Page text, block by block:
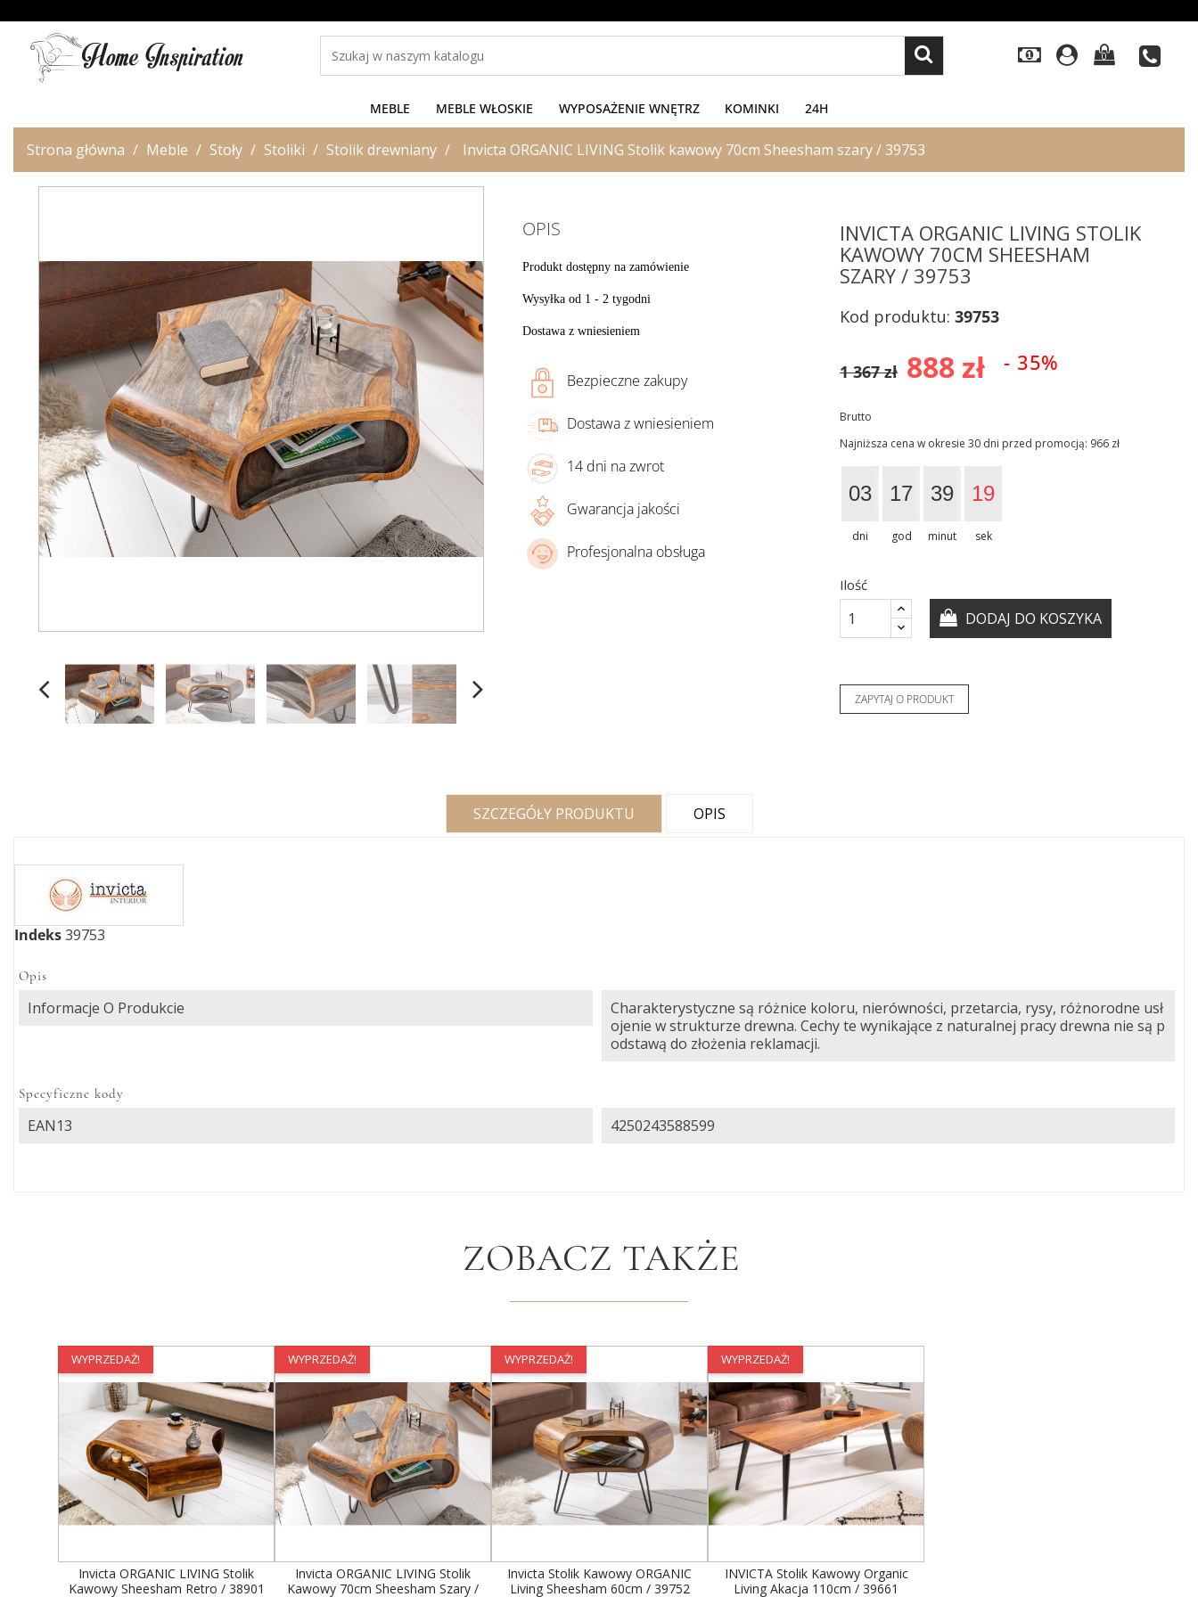
0
MEBLE MEBLE WŁOSKIE WYPOSAŻENIE WNĘTRZ KOMINKI 24H
Strona główna Meble Stoły Stoliki Stolik drewniany Invicta ORGANIC LIVING Stolik kawowy 70cm Sheesham szary / 39753
OPIS
Produkt dostępny na zamówienie
Wysyłka od 1 - 2 tygodni
Dostawa z wniesieniem
Bezpieczne zakupy
Dostawa z wniesieniem
14 dni na zwrot
Gwarancja jakości
Profesjonalna obsługa
INVICTA ORGANIC LIVING STOLIK
KAWOWY 70CM SHEESHAM
SZARY / 39753
Kod produktu:39753
888 zł - 35%
1 367 zł
Brutto
Najniższa cena w okresie 30 dni przed promocją: 966 zł
03
dni
17
god
39
minut
18
sek
Ilość
DODAJ DO KOSZYKA
ZAPYTAJ O PRODUKT
SZCZEGÓŁY PRODUKTU OPIS
Indeks39753
Opis
Informacje O Produkcie
Charakterystyczne są różnice koloru, nierówności, przetarcia, rysy, różnorodne usł
ojenie w strukturze drewna. Cechy te wynikające z naturalnej pracy drewna nie są p
odstawą do złożenia reklamacji.
Specyficzne kody
EAN13 4250243588599
ZOBACZ TAKŻE
WYPRZEDAŻ!
Invicta ORGANIC LIVING Stolik
Kawowy Sheesham Retro / 38901
WYPRZEDAŻ!
Invicta ORGANIC LIVING Stolik
Kawowy 70cm Sheesham Szary /
WYPRZEDAŻ!
Invicta Stolik Kawowy ORGANIC
Living Sheesham 60cm / 39752
WYPRZEDAŻ!
INVICTA Stolik Kawowy Organic
Living Akacja 110cm / 39661